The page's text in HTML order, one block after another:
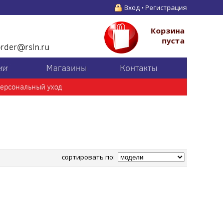
Вход • Регистрация
Корзина
пуста
Магазины Контакты
уход
сортировать по: